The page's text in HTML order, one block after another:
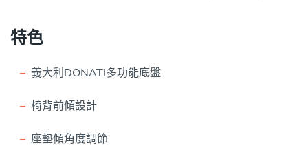
特色
義大利DONATI多功能底盤
椅背前傾設計
座墊傾角度調節